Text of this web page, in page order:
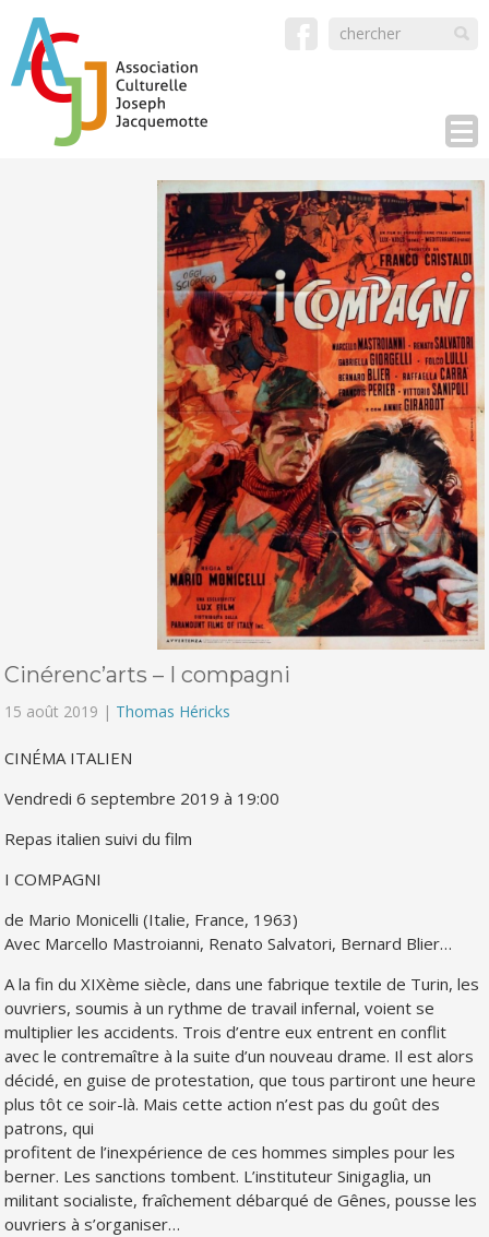
Cinérenc’arts – I compagni
15 août 2019 | Thomas Héricks
CINÉMA ITALIEN
Vendredi 6 septembre 2019 à 19:00
Repas italien suivi du film
I COMPAGNI
de Mario Monicelli (Italie, France, 1963)
Avec Marcello Mastroianni, Renato Salvatori, Bernard Blier…
A la fin du XIXème siècle, dans une fabrique textile de Turin, les
ouvriers, soumis à un rythme de travail infernal, voient se
multiplier les accidents. Trois d’entre eux entrent en conflit
avec le contremaître à la suite d’un nouveau drame. Il est alors
décidé, en guise de protestation, que tous partiront une heure
plus tôt ce soir-là. Mais cette action n’est pas du goût des
patrons, qui
profitent de l’inexpérience de ces hommes simples pour les
berner. Les sanctions tombent. L’instituteur Sinigaglia, un
militant socialiste, fraîchement débarqué de Gênes, pousse les
ouvriers à s’organiser…